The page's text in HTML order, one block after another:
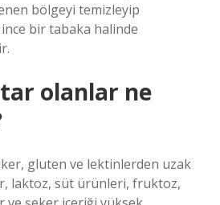
bölgeyi temizleyip
bir tabaka halinde
olanlar ne
gluten ve lektinlerden uzak
laktoz, süt ürünleri, fruktoz,